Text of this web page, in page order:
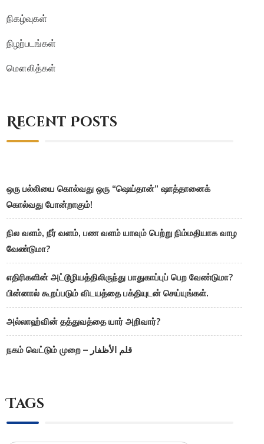
நிகழ்வுகள்
நிழற்படங்கள்
மௌலித்கள்
Recent Posts
ஒரு பல்லியை கொல்வது ஒரு “ஷெய்தான்” ஷாத்தானைக்
கொல்வது போன்றாகும்!
நில வளம், நீர் வளம், பண வளம் யாவும் பெற்று நிம்மதியாக வாழ
வேண்டுமா?
எதிரிகளின் அட்டூழியத்திலிருந்து பாதுகாப்புப் பெற வேண்டுமா?
பின்னால் கூறப்படும் விடயத்தை பக்தியுடன் செய்யுங்கள்.
அல்லாஹ்வின் தத்துவத்தை யார் அறிவார்?
நகம் வெட்டும் முறை – قلم الأظفار
Tags